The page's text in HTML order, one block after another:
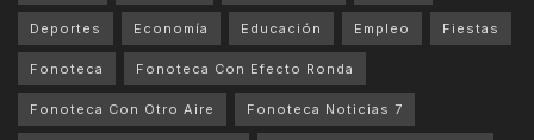
Deportes Economía Educación Empleo Fiestas
Fonoteca Fonoteca Con Efecto Ronda
Fonoteca Con Otro Aire Fonoteca Noticias 7